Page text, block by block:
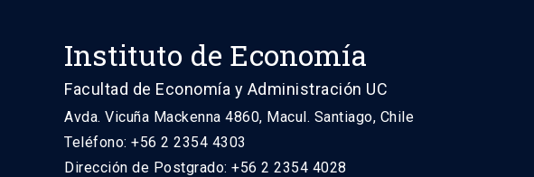
Instituto de Economía
Facultad de Economía y Administración UC
Avda. Vicuña Mackenna 4860, Macul. Santiago, Chile
Teléfono: +56 2 2354 4303
Dirección de Postgrado: +56 2 2354 4028